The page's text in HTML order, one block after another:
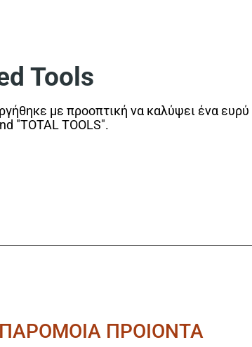
Tools
με προοπτική να καλύψει ένα
"TOTAL TOOLS".
ΠΑΡΟΜΟΙΑ ΠΡΟΙΟΝΤΑ